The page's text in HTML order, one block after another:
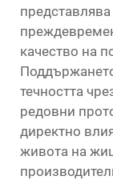
качество на
течността
редовни
директно
живота на